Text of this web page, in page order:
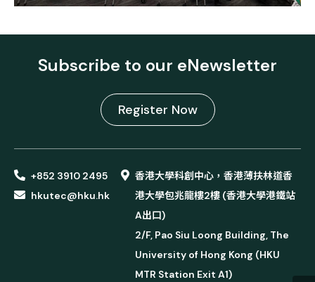
Subscribe to our eNewsletter
Register Now
+852 3910 2495
hkutec@hku.hk
香港大學科創中心，香港薄扶林道香
港大學包兆龍樓2樓 (香港大學港鐵站
A出口)
2/F, Pao Siu Loong Building, The
University of Hong Kong (HKU
MTR Station Exit A1)